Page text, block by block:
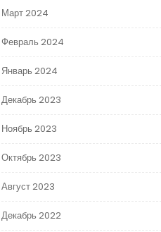
Март 2024
Февраль 2024
Январь 2024
Декабрь 2023
Ноябрь 2023
Октябрь 2023
Август 2023
Декабрь 2022